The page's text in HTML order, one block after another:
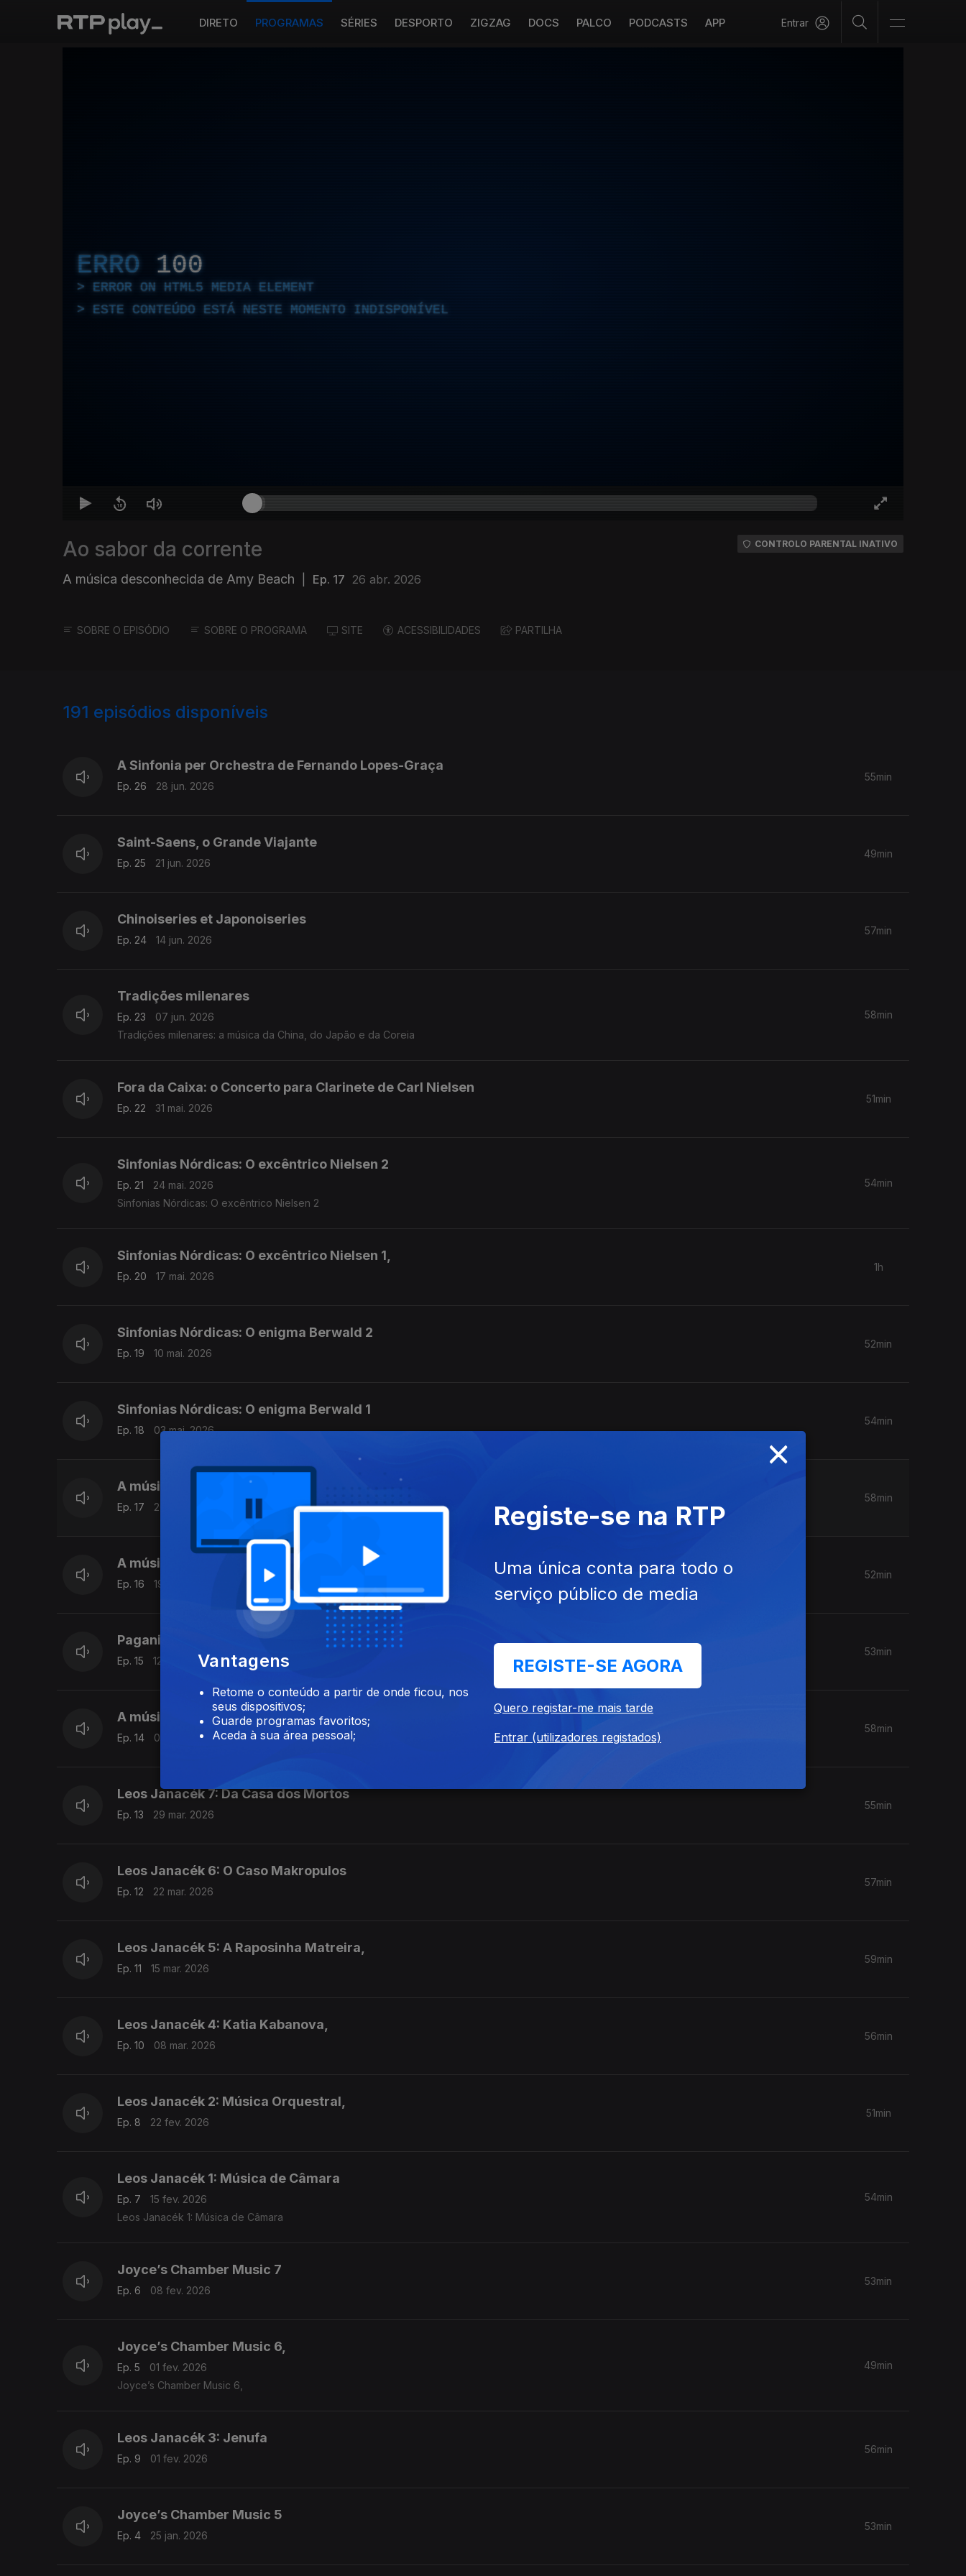
DIRETO PROGRAMAS SÉRIES DESPORTO ZIGZAG DOCS PALCO PODCASTS APP Entrar
ERRO 100
ERROR ON HTML5 MEDIA ELEMENT
ESTE CONTEÚDO ESTÁ NESTE MOMENTO INDISPONÍVEL
Ao sabor da corrente
A música desconhecida de Amy Beach Ep. 17 26 abr. 2026
CONTROLO PARENTAL INATIVO
SOBRE O EPISÓDIO SOBRE O PROGRAMA SITE ACESSIBILIDADES PARTILHA
191 episódios disponíveis
A Sinfonia per Orchestra de Fernando Lopes-Graça
Ep. 26 28 jun. 2026
55min
Saint-Saens, o Grande Viajante
Ep. 25 21 jun. 2026
49min
Chinoiseries et Japonoiseries
Ep. 24 14 jun. 2026
57min
Tradições milenares
Ep. 23
07 jun. 2026
Tradições milenares: a música da China, do Japão e da Coreia
58min
Fora da Caixa: o Concerto para Clarinete de Carl Nielsen
Ep. 22 31 mai. 2026
51min
Sinfonias Nórdicas: O excêntrico Nielsen 2
Ep. 21
24 mai. 2026
Sinfonias Nórdicas: O excêntrico Nielsen 2
54min
Sinfonias Nórdicas: O excêntrico Nielsen 1,
Ep. 20 17 mai. 2026
1h
Sinfonias Nórdicas: O enigma Berwald 2
Ep. 19 10 mai. 2026
52min
Sinfonias Nórdicas: O enigma Berwald 1
Ep. 18 03 mai. 2026
54min
A música desconhecida de Amy Beach
Ep. 17 26 abr. 2026
58min
A música desconhecida de Elisabeth Maconchy
Ep. 16 19 abr. 2026
52min
Paganini & Tortellini
Ep. 15 12 abr. 2026
53min
A música desconhecida de Hans Pfitzner
Ep. 14 05 abr. 2026
58min
Leos Janacék 7: Da Casa dos Mortos
Ep. 13 29 mar. 2026
55min
Leos Janacék 6: O Caso Makropulos
Ep. 12 22 mar. 2026
57min
Leos Janacék 5: A Raposinha Matreira,
Ep. 11 15 mar. 2026
59min
Leos Janacék 4: Katia Kabanova,
Ep. 10 08 mar. 2026
56min
Leos Janacék 2: Música Orquestral,
Ep. 8 22 fev. 2026
51min
Leos Janacék 1: Música de Câmara
Ep. 7
15 fev. 2026
Leos Janacék 1: Música de Câmara
54min
Joyce’s Chamber Music 7
Ep. 6 08 fev. 2026
53min
Joyce’s Chamber Music 6,
Ep. 5
01 fev. 2026
Joyce’s Chamber Music 6,
49min
Leos Janacék 3: Jenufa
Ep. 9 01 fev. 2026
56min
Joyce’s Chamber Music 5
Ep. 4 25 jan. 2026
53min
×
Vantagens
Retome o conteúdo a partir de onde ficou, nos
seus dispositivos;
Guarde programas favoritos;
Aceda à sua área pessoal;
Registe-se na RTP
Uma única conta para todo o
serviço público de media
REGISTE-SE AGORA
Quero registar-me mais tarde
Entrar (utilizadores registados)